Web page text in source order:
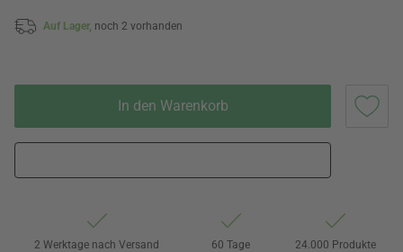
Auf Lager, noch 2 vorhanden
In den Warenkorb
2 Werktage nach Versand
60 Tage
24.000 Produkte